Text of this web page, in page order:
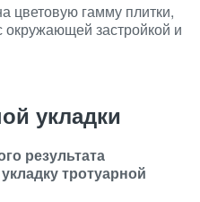
цветовую гамму плитки,
застройкой и
укладки
результата
тротуарной